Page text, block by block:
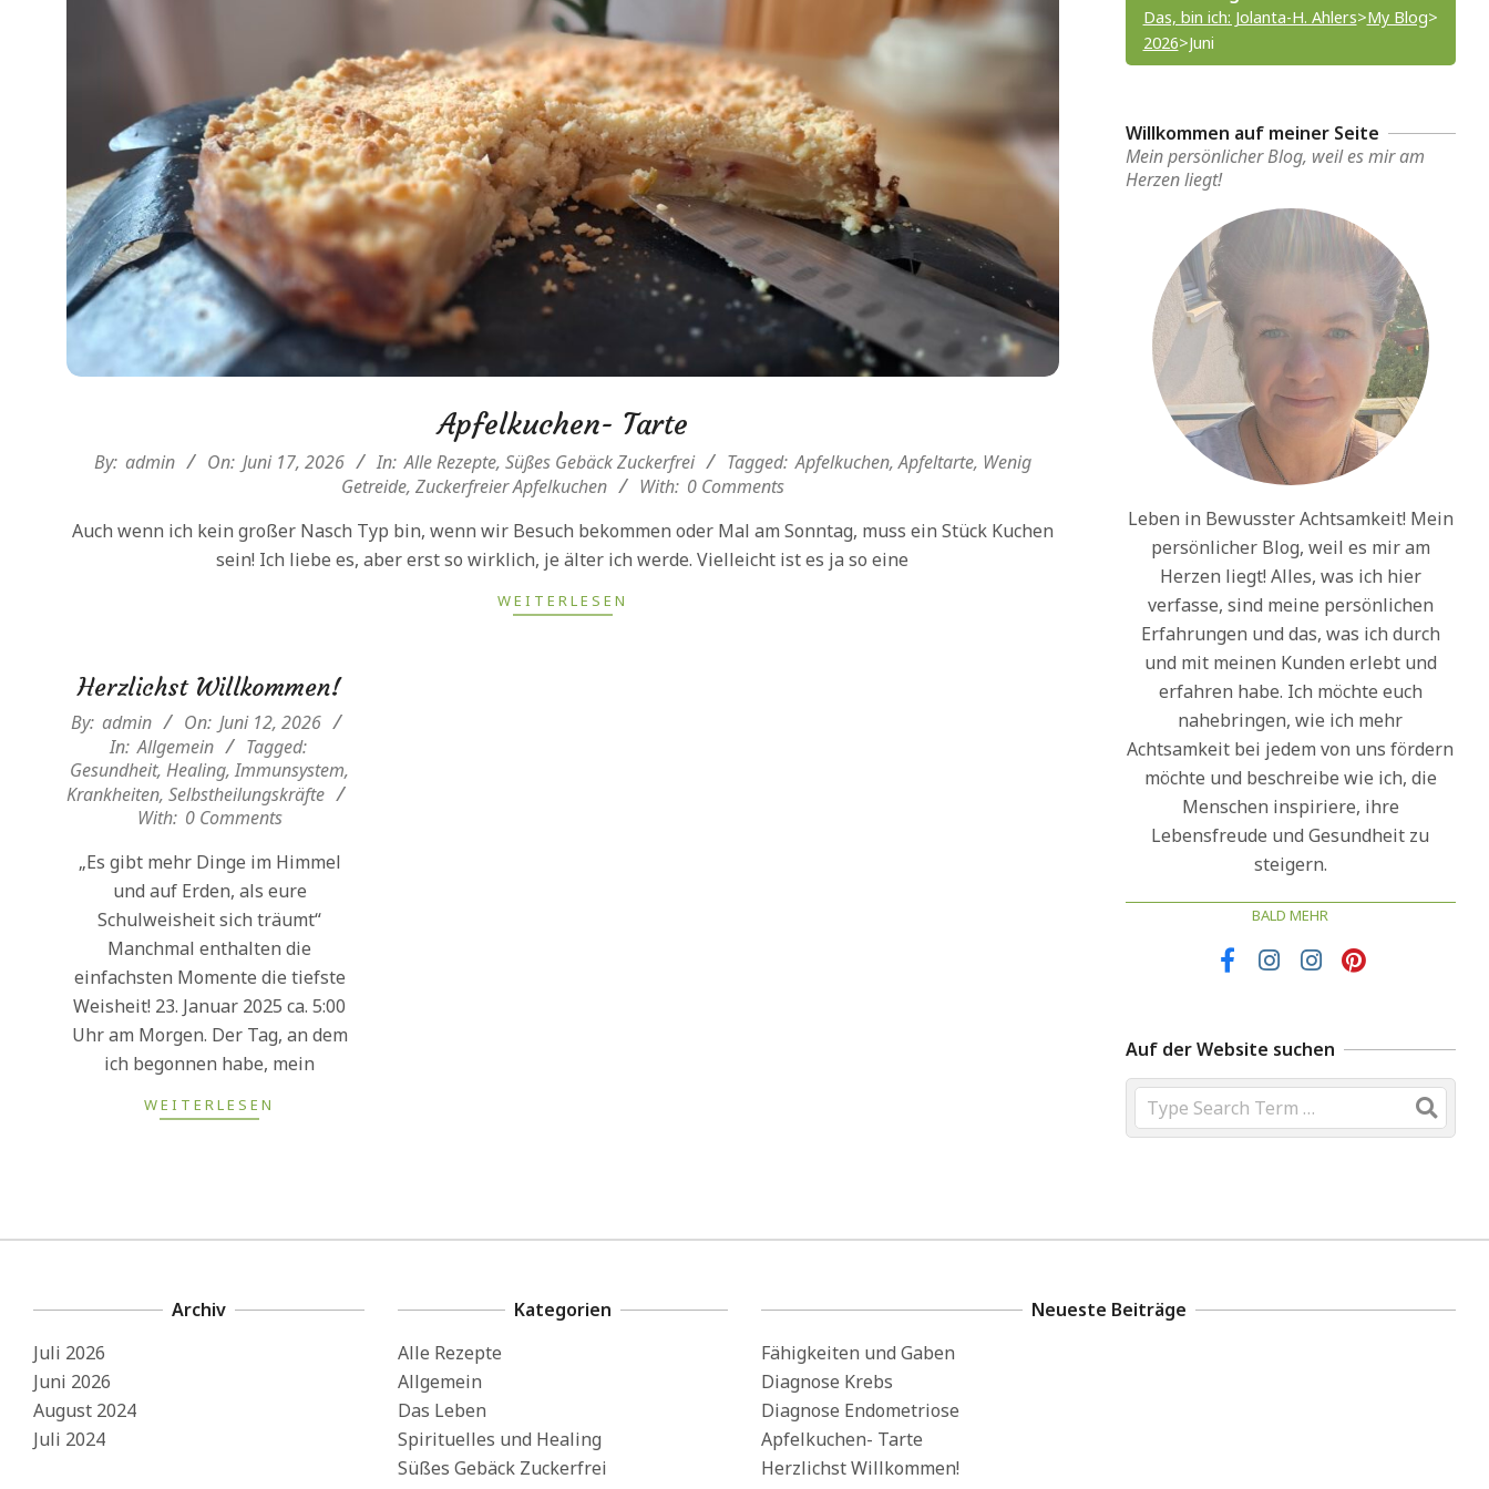
Apfelkuchen- Tarte
2026-
By: admin On: Juni 17, 2026 In: Alle Rezepte, Süßes Gebäck Zuckerfrei Tagged: Apfelkuchen,Apfeltarte, Wenig
Getreide, Zuckerfreier Apfelkuchen With: 0 Comments
Auch wenn ich kein großer Nasch Typ bin, wenn wir Besuch bekommen oder Mal am Sonntag, muss ein Stück Kuchen
sein! Ich liebe es, aber erst so wirklich, je älter ich werde. Vielleicht ist es ja so eine
WEITERLESEN
Herzlichst Willkommen!
2026-
12
By: admin On: Juni 12, 2026
In: Allgemein
Tagged:
Gesundheit,Healing,Immunsystem,
Krankheiten,Selbstheilungskräfte
With: 0 Comments
„Es gibt mehr Dinge im Himmel
und auf Erden, als eure
Schulweisheit sich träumt“
Manchmal enthalten die
einfachsten Momente die tiefste
Weisheit! 23. Januar 2025 ca. 5:00
Uhr am Morgen. Der Tag, an dem
ich begonnen habe, mein
WEITERLESEN
Das, bin ich: Jolanta-H. Ahlers>My Blog>
2026>Juni
Willkommen auf meiner Seite
Mein persönlicher Blog, weil es mir am
Herzen liegt!
Leben in Bewusster Achtsamkeit! Mein
persönlicher Blog, weil es mir am
Herzen liegt! Alles, was ich hier
verfasse, sind meine persönlichen
Erfahrungen und das, was ich durch
und mit meinen Kunden erlebt und
erfahren habe. Ich möchte euch
nahebringen, wie ich mehr
Achtsamkeit bei jedem von uns fördern
möchte und beschreibe wie ich, die
Menschen inspiriere, ihre
Lebensfreude und Gesundheit zu
steigern.
BALD MEHR
Auf der Website suchen
Search
Archiv
Juli 2026
Juni 2026
August 2024
Juli 2024
Kategorien
Alle Rezepte
Allgemein
Das Leben
Spirituelles und Healing
Süßes Gebäck Zuckerfrei
Neueste Beiträge
Fähigkeiten und Gaben
Diagnose Krebs
Diagnose Endometriose
Apfelkuchen- Tarte
Herzlichst Willkommen!